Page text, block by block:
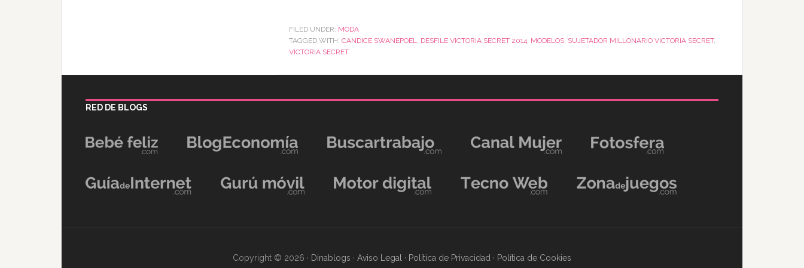
FILED UNDER: MODA
TAGGED WITH: CANDICE SWANEPOEL, DESFILE VICTORIA SECRET 2014, MODELOS, SUJETADOR MILLONARIO VICTORIA SECRET,
VICTORIA SECRET
RED DE BLOGS
Copyright © 2026 · Dinablogs · Aviso Legal · Política de Privacidad · Política de Cookies